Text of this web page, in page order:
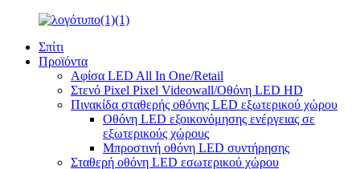
Σπίτι
Προϊόντα
Αφίσα LED All In One/Retail
Στενό Pixel Pixel Videowall/Οθόνη LED HD
Πινακίδα σταθερής οθόνης LED εξωτερικού χώρου
Οθόνη LED εξοικονόμησης ενέργειας σε
εξωτερικούς χώρους
Μπροστινή οθόνη LED συντήρησης
Σταθερή οθόνη LED εσωτερικού χώρου